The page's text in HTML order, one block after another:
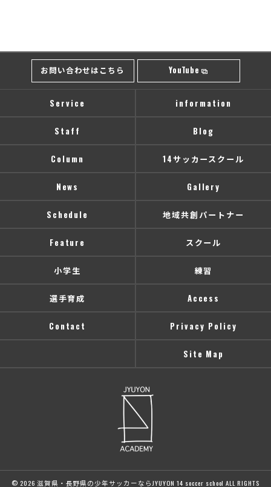
お問い合わせはこちら YouTube
Service information
Staff Blog
Column 14サッカースクール
News Gallery
Schedule 地域共創パートナー
Feature スクール
小学生 練習
選手育成 Access
Contact Privacy Policy
Site Map
© 2026 滋賀県・長野県の少年サッカーならJYUYON 14 soccer school ALL RIGHTS